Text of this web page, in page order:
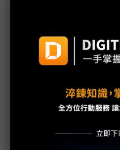
同為7級 福島外洩輻射僅
官就嚴重性升級向大眾致歉
1號機核心恐損毀70% IAEA
福島核爐恐再臨界？部分媒
東電：福島第1核電廠地下水